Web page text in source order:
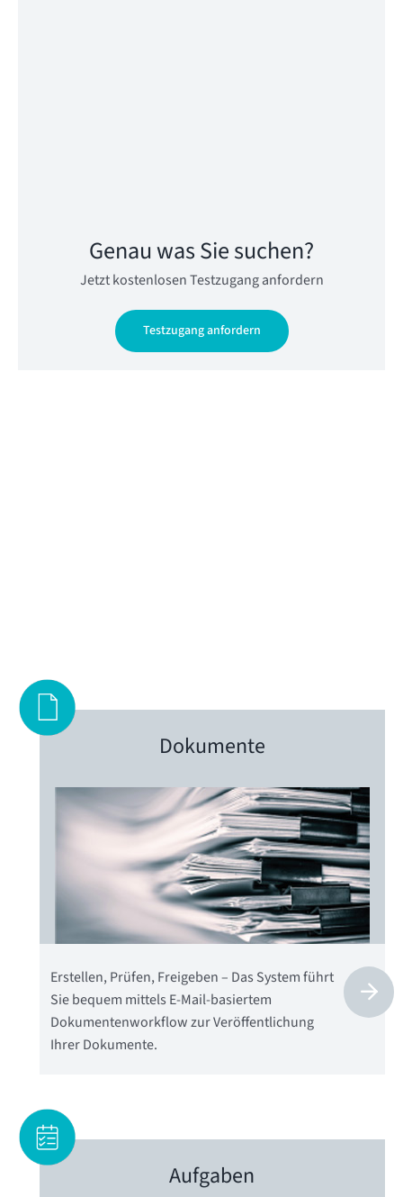
Genau was Sie suchen?
Jetzt kostenlosen Testzugang anfordern
Testzugang anfordern
Dokumente
Erstellen, Prüfen, Freigeben – Das System führt
Sie bequem mittels E-Mail-basiertem
Dokumentenworkflow zur Veröffentlichung
Ihrer Dokumente.
Aufgaben